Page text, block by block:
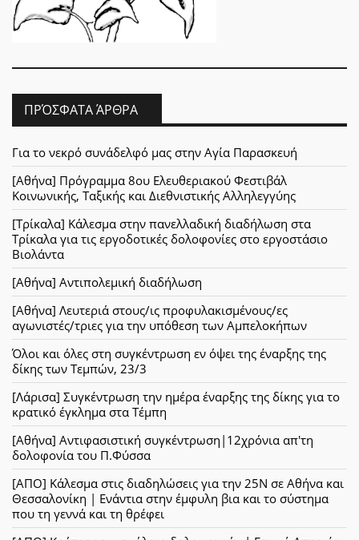
ΠΡΌΣΦΑΤΑ ΆΡΘΡΑ
Για το νεκρό συνάδελφό μας στην Αγία Παρασκευή
[Αθήνα] Πρόγραμμα 8ου Ελευθεριακού Φεστιβάλ
Κοινωνικής, Ταξικής και Διεθνιστικής Αλληλεγγύης
[Τρίκαλα] Κάλεσμα στην πανελλαδική διαδήλωση στα
Τρίκαλα για τις εργοδοτικές δολοφονίες στο εργοστάσιο
Βιολάντα
[Αθήνα] Αντιπολεμική διαδήλωση
[Αθήνα] Λευτεριά στους/ις προφυλακισμένους/ες
αγωνιστές/τριες για την υπόθεση των Αμπελοκήπων
Όλοι και όλες στη συγκέντρωση εν όψει της έναρξης της
δίκης των Τεμπών, 23/3
[Λάρισα] Συγκέντρωση την ημέρα έναρξης της δίκης για το
κρατικό έγκλημα στα Τέμπη
[Αθήνα] Αντιφασιστική συγκέντρωση|12χρόνια απ'τη
δολοφονία του Π.Φύσσα
[ΑΠΟ] Κάλεσμα στις διαδηλώσεις για την 25Ν σε Αθήνα και
Θεσσαλονίκη | Ενάντια στην έμφυλη βια και το σύστημα
που τη γεννά και τη θρέφει